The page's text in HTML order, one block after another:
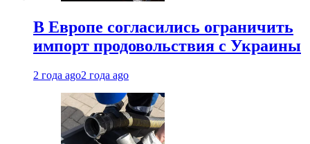
В Европе согласились ограничить
импорт продовольствия с Украины
2 года ago2 года ago